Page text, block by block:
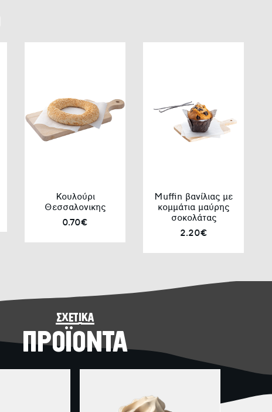
Κουλούρι
Θεσσαλονικης
0.70€
Muffin βανίλιας με
κομμάτια μαύρης
σοκολάτας
2.20€
σχετικά
ΠΡΟΪΟΝΤΑ